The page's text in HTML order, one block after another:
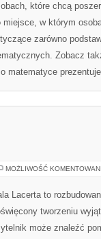
które chcą
miejsce, w którym
zarówno
Zobacz
matematyce
MOŻLIWOŚĆ
Lacerta to
tworzeniu
może znaleźć